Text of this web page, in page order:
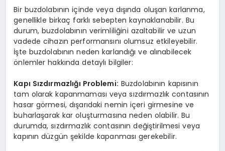
EĞITIM
SIYASET
Bir buzdolabının içinde veya dışında oluşan karlanma,
genellikle birkaç farklı sebepten kaynaklanabilir. Bu
durum, buzdolabının verimliliğini azaltabilir ve uzun
vadede cihazın performansını olumsuz etkileyebilir.
İşte buzdolabının neden karlandığı ve alınabilecek
önlemler hakkında detaylı bilgiler:
Kapı Sızdırmazlığı Problemi: Buzdolabının kapısının
tam olarak kapanmaması veya sızdırmazlık contasının
hasar görmesi, dışarıdaki nemin içeri girmesine ve
buharlaşarak kar oluşturmasına neden olabilir. Bu
durumda, sızdırmazlık contasının değiştirilmesi veya
kapının düzgün şekilde kapanması gerekebilir.